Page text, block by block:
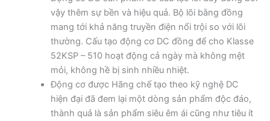
vậy thêm sự bền và hiệu quả. Bộ lõi bằng đồng
mang tới khả năng truyền điện nổi trội so với lõi
thường. Cấu tạo động cơ DC đồng để cho Klasse
52KSP – 510 hoạt động cả ngày mà không mệt
mỏi, không hề bị sinh nhiều nhiệt.
Động cơ được Hãng chế tạo theo kỹ nghệ DC
hiện đại đã đem lại một dòng sản phẩm độc đáo,
thành quả là sản phẩm siêu êm ái cũng như tiêu ít